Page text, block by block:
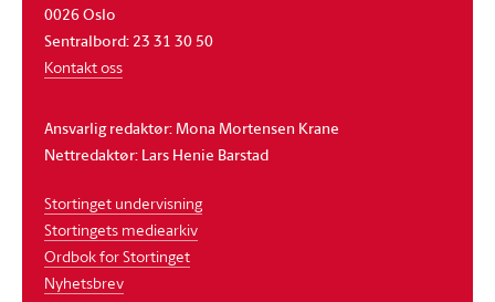
0026 Oslo
Sentralbord: 23 31 30 50
Kontakt oss
Ansvarlig redaktør: Mona Mortensen Krane
Nettredaktør: Lars Henie Barstad
Stortinget undervisning
Stortingets mediearkiv
Ordbok for Stortinget
Nyhetsbrev